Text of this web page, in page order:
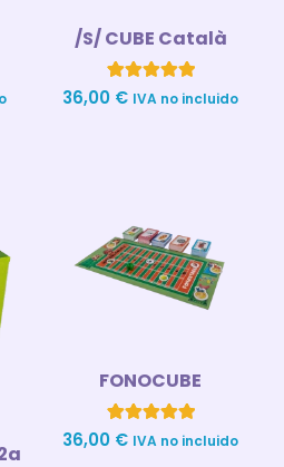
/S/ CUBE Català
Valorado con
5.00
1
36,00 € IVA no incluido
FONOCUBE
Valorado con
5.00
1
36,00 € IVA no incluido